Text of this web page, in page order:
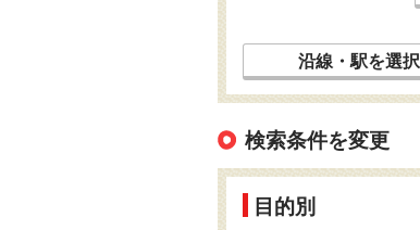
沿線・駅を選択
検索条件を変更
目的別